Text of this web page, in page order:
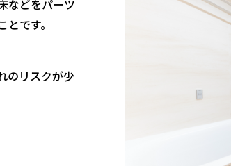
などをパーツ
です。
のリスクが少